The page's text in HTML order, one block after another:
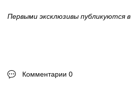
Первыми эксклюзивы публикуются в
Комментарии 0